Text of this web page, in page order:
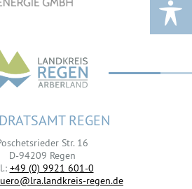
REGEN
Str. 16
D-94209 Regen
+49 (0) 9921 601-0
regen.de